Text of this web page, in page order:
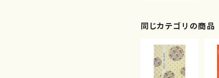
同じカテゴリの商品